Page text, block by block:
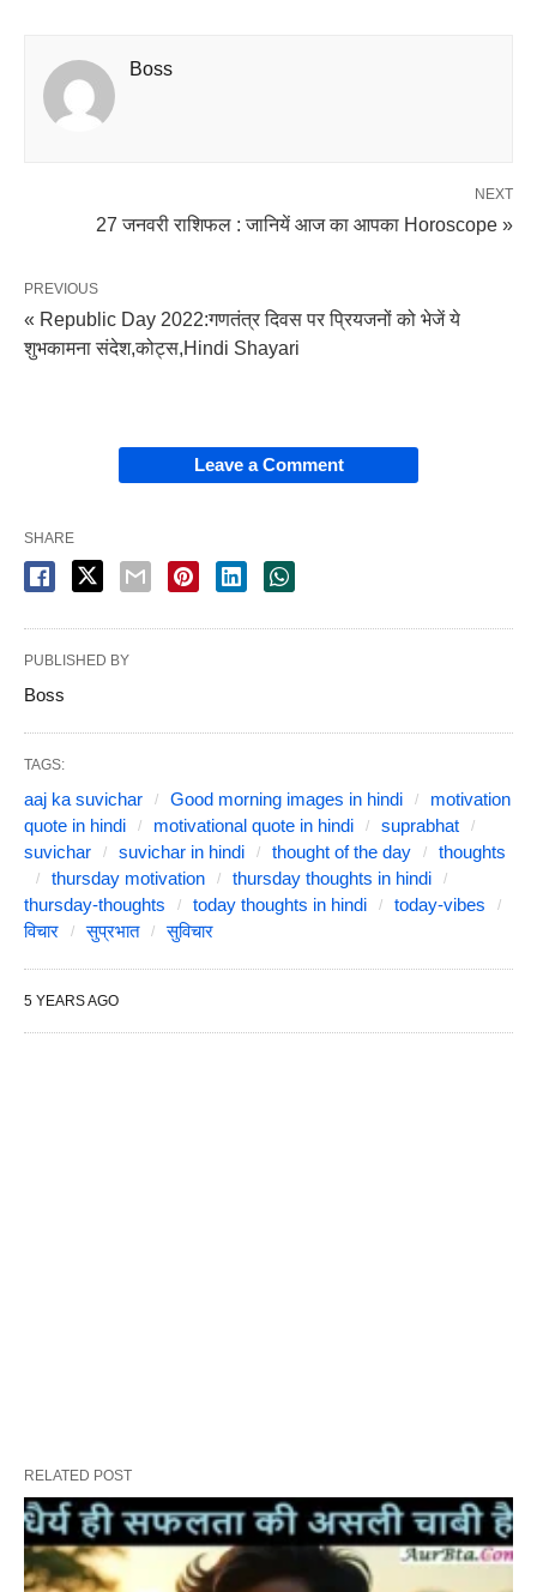
Boss
NEXT
27 जनवरी राशिफल : जानियें आज का आपका Horoscope »
PREVIOUS
« Republic Day 2022:गणतंत्र दिवस पर प्रियजनों को भेजें ये
शुभकामना संदेश,कोट्स,Hindi Shayari
Leave a Comment
SHARE
PUBLISHED BY
Boss
TAGS:
aaj ka suvichar Good morning images in hindi
motivation
quote in hindi
motivational quote in hindi
suprabhat
suvichar
suvichar in hindi thought of the day
thoughts
thursday motivation
thursday thoughts in hindi
thursday-thoughts
today thoughts in hindi
today-vibes
विचार
सुप्रभात सुविचार
5 YEARS AGO
RELATED POST